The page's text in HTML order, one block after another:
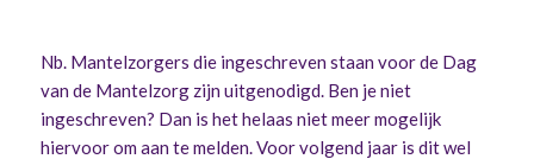
Nb. Mantelzorgers die ingeschreven staan voor de Dag
van de Mantelzorg zijn uitgenodigd. Ben je niet
ingeschreven? Dan is het helaas niet meer mogelijk
hiervoor om aan te melden. Voor volgend jaar is dit wel